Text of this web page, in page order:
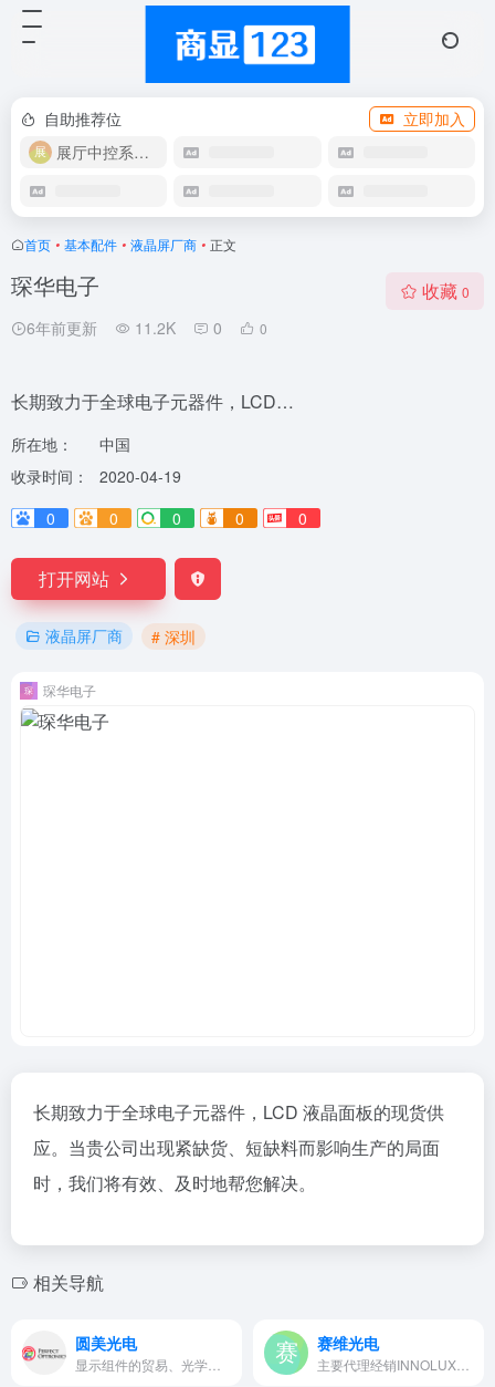
自助推荐位
立即加入
展厅中控系统OEM
首页 • 基本配件 • 液晶屏厂商 • 正文
琛华电子
6年前更新 11.2K 0 0
收藏 0
长期致力于全球电子元器件，LCD…
所在地：
中国
收录时间：
2020-04-19
0
0 0 0 0
打开网站
液晶屏厂商 # 深圳
琛华电子
长期致力于全球电子元器件，LCD 液晶面板的现货供
应。当贵公司出现紧缺货、短缺料而影响生产的局面
时，我们将有效、及时地帮您解决。
相关导航
圆美光电 赛维光电